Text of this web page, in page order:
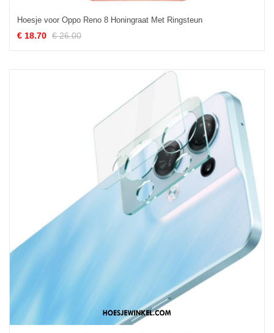
Hoesje voor Oppo Reno 8 Honingraat Met Ringsteun
€ 18.70 € 26.00